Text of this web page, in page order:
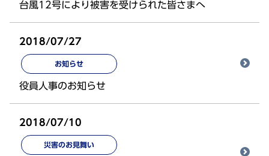
台風12号により被害を受けられた皆さまへ
2018/07/27
お知らせ
役員人事のお知らせ
2018/07/10
災害のお見舞い